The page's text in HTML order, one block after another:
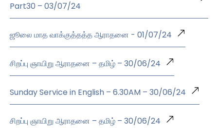
Part30 – 03/07/24
ஜூலை மாத வாக்குத்தத்த ஆராதனை - 01/07/24
சிறப்பு ஞாயிறு ஆராதனை – தமிழ் – 30/06/24
Sunday Service in English – 6.30AM – 30/06/24
சிறப்பு ஞாயிறு ஆராதனை – தமிழ் – 30/06/24